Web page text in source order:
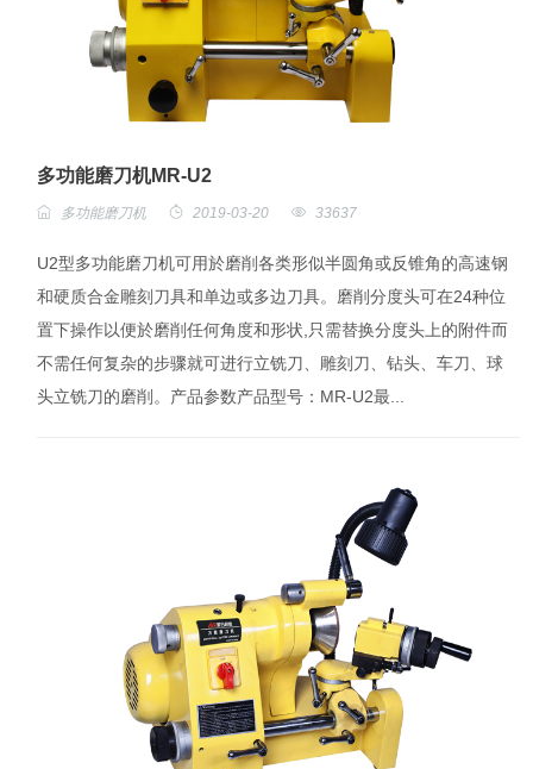
多功能磨刀机MR-U2
多功能磨刀机 2019-03-20 33637
U2型多功能磨刀机可用於磨削各类形似半圆角或反锥角的高速钢
和硬质合金雕刻刀具和单边或多边刀具。磨削分度头可在24种位
置下操作以便於磨削任何角度和形状,只需替换分度头上的附件而
不需任何复杂的步骤就可进行立铣刀、雕刻刀、钻头、车刀、球
头立铣刀的磨削。产品参数产品型号：MR-U2最...